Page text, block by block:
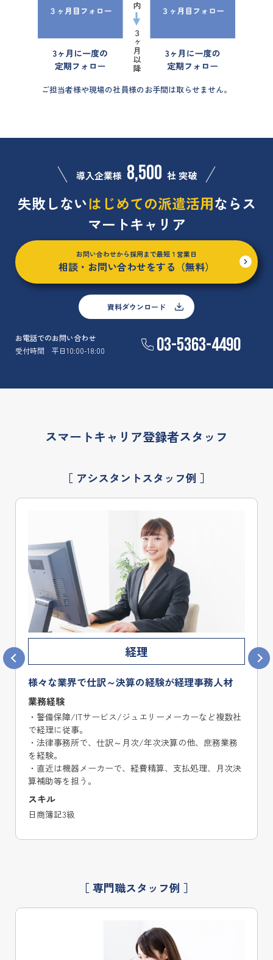
ご担当者様や現場の社員様のお手間は取らせません。
導入企業様 8,500 社 突破
失敗しないはじめての派遣活用ならス
マートキャリア
お問い合わせから採用まで最短１営業日
相談・お問い合わせをする（無料）
資料ダウンロード
お電話でのお問い合わせ
受付時間 平日10:00-18:00
03-5363-4490
スマートキャリア登録者スタッフ
［ アシスタントスタッフ例 ］
英文事務
英語での各種ドキュメント作成や、現地レポート
の翻訳/校正が出来る英文事務スタッフ
業務経験
・国際大会の広報部と協力し、コミュニケーション戦略
計画や情報提供システムの整備に関わる。
・ニュースレターの作成や配信、プログレスレポートの
作成に携わる。
・セミナーの準備や実施、英語での各種ドキュメント作
成を担当する。
スキル
［ 専門職スタッフ例 ］